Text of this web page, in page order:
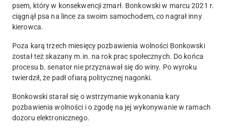
psem, który w konsekwencji zmarł. Bonkowski w marcu 2021 r.
ciągnął psa na lince za swoim samochodem, co nagrał inny
kierowca.
Poza karą trzech miesięcy pozbawienia wolności Bonkowski
został też skazany m.in. na rok prac społecznych. Do końca
procesu b. senator nie przyznawał się do winy. Po wyroku
twierdził, że padł ofiarą politycznej nagonki.
Bonkowski starał się o wstrzymanie wykonania kary
pozbawienia wolności i o zgodę na jej wykonywanie w ramach
dozoru elektronicznego.